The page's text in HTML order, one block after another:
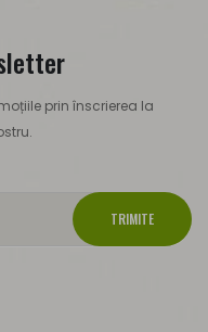
prin înscrierea la
TRIMITE